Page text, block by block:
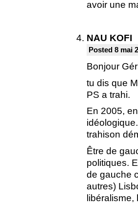
avoir une
NAU KOFI
Posted 8 mai
Bonjour
tu dis que
PS a trahi.
En 2005,
trahison
Être de
politiques.
de gauche
autres)
libéralisme,